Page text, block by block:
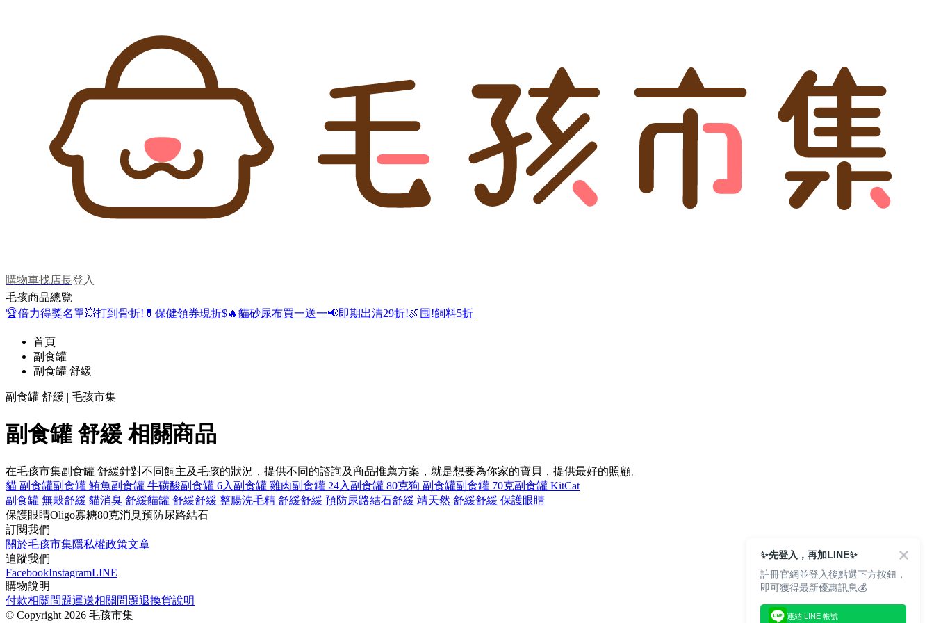
購物車找店長登入
毛孩商品總覽
🏆倍力得獎名單💥打到骨折! 💊保健領券現折$🔥貓砂尿布買一送一📢即期出清29折!🍖囤!飼料5折
首頁
副食罐
副食罐 舒緩
副食罐 舒緩 | 毛孩市集
副食罐 舒緩 相關商品
在毛孩市集副食罐 舒緩針對不同飼主及毛孩的狀況，提供不同的諮詢及商品推薦方案，就是想要為你家的寶貝，提供最好的照顧。
貓 副食罐副食罐 鮪魚副食罐 牛磺酸副食罐 6入副食罐 雞肉副食罐 24入副食罐 80克狗 副食罐副食罐 70克副食罐 KitCat
副食罐 無穀舒緩 貓消臭 舒緩貓罐 舒緩舒緩 整腸洗毛精 舒緩舒緩 預防尿路結石舒緩 靖天然 舒緩舒緩 保護眼睛
保護眼睛Oligo寡糖80克消臭預防尿路結石
訂閱我們
關於毛孩市集隱私權政策文章
追蹤我們
FacebookInstagramLINE
購物說明
付款相關問題運送相關問題退換貨說明
© Copyright 2026 毛孩市集
✨先登入，再加LINE✨
註冊官網並登入後點選下方按鈕，
即可獲得最新優惠訊息💰
連結 LINE 帳號